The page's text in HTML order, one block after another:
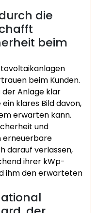
die
beim
beim Kunden.
der Anlage klar
klares Bild davon,
erwarten kann.
und
erneuerbare
darauf verlassen,
ihrer kWp-
ihm den erwarteten